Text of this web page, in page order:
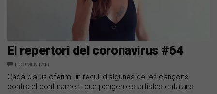
El repertori del coronavirus #64
1 COMENTARI
Cada dia us oferim un recull d'algunes de les cançons
contra el confinament que pengen els artistes catalans